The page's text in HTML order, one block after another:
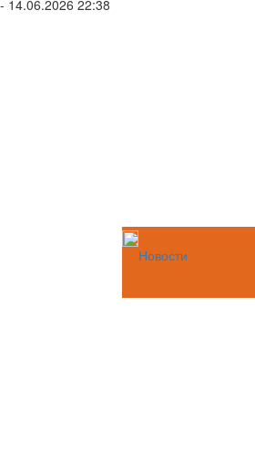
- 14.06.2026 22:38
Новости